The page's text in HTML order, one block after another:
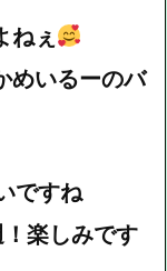
ねぇ
めいるーのバ
ですね
楽しみです